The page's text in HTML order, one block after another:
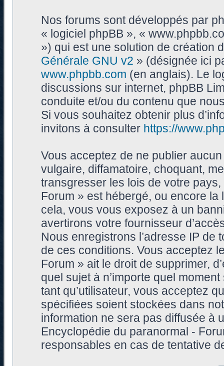
Nos forums sont développés par
« logiciel phpBB », «
») qui est une solution de création
Générale GNU v2 » (désignée ici
www.phpbb.com (en anglais). Le
discussions sur internet, phpBB
conduite et/ou du contenu que
Si vous souhaitez obtenir plus
invitons à consulter https://
Vous acceptez de ne publier
vulgaire, diffamatoire, choquant,
transgresser les lois de votre
Forum » est hébergé, ou encore
cela, vous vous exposez à un
avertirons votre fournisseur
Nous enregistrons l’adresse IP de
de ces conditions. Vous acceptez
Forum » ait le droit de supprimer,
quel sujet à n’importe quel
tant qu’utilisateur, vous acceptez
spécifiées soient stockées dans
information ne sera pas diffusée à
Encyclopédie du paranormal -
responsables en cas de tentative